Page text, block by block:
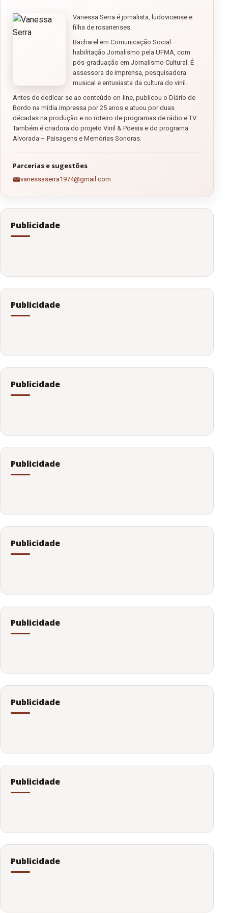
Vanessa Serra é jornalista, ludovicense e
filha de rosarienses.
Bacharel em Comunicação Social –
habilitação Jornalismo pela UFMA, com
pós-graduação em Jornalismo Cultural. É
assessora de imprensa, pesquisadora
musical e entusiasta da cultura do vinil.
Antes de dedicar-se ao conteúdo on-line, publicou o Diário de
Bordo na mídia impressa por 25 anos e atuou por duas
décadas na produção e no roteiro de programas de rádio e TV.
Também é criadora do projeto Vinil & Poesia e do programa
Alvorada – Paisagens e Memórias Sonoras.
Parcerias e sugestões
vanessaserra1974@gmail.com
Publicidade
Publicidade
Publicidade
Publicidade
Publicidade
Publicidade
Publicidade
Publicidade
Publicidade